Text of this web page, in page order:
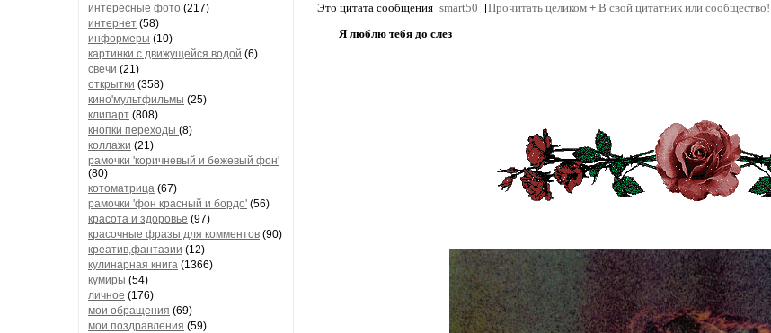
интересные фото (217)
интернет (58)
информеры (10)
картинки с движущейся водой (6)
свечи (21)
открытки (358)
кино'мультфильмы (25)
клипарт (808)
кнопки переходы (8)
коллажи (21)
рамочки 'коричневый и бежевый фон'
(80)
котоматрица (67)
рамочки 'фон красный и бордо' (56)
красота и здоровье (97)
красочные фразы для комментов (90)
креатив,фантазии (12)
кулинарная книга (1366)
кумиры (54)
личное (176)
мои обращения (69)
мои поздравления (59)
Это цитата сообщения smart50 [Прочитать целиком + В свой цитатник или сообщество!
Я люблю тебя до слез